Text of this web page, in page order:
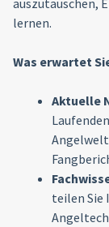
auszutauschen,
lernen.
Was erwartet
Aktuelle
teilen Sie